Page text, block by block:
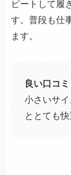
ピートして履
す。普段も仕
ます。
良い口コ
小さいサ
ととても